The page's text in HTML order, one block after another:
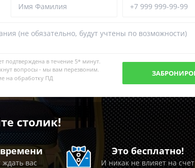
подтверждена в течение 5* минут.
вопросы - мы вам перезвоним.
на обработку ПД
столик!
ждать вас
Это бесплатно!
И никак не влияет на счет